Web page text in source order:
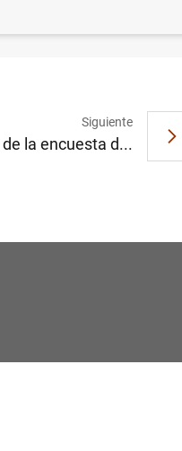
Siguiente
la encuesta d...